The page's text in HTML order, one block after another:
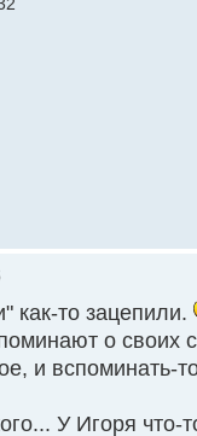
как-то зацепили.
о своих
и вспоминать-
У Игоря